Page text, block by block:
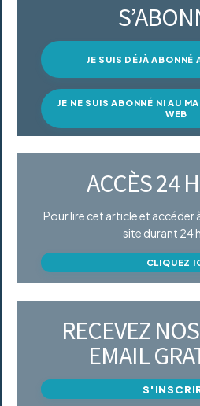
JE SUIS DÉJÀ ABONNÉ
JE NE SUIS ABONNÉ NI AU
WEB
ACCÈS 24
Pour lire cet article et accéder
site durant 24
CLIQUEZ
RECEVEZ
EMAIL